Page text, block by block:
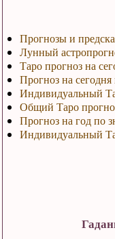
Прогнозы и
Лунный
Таро прогноз на
Прогноз на
Индивидуальный
Общий Таро
Прогноз на год по
Индивидуальный